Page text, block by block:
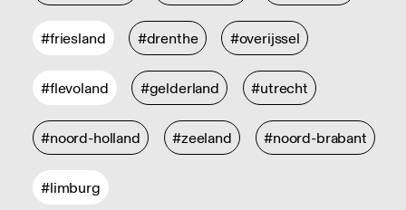
#friesland #drenthe #overijssel
#flevoland #gelderland #utrecht
#noord-holland #zeeland #noord-brabant
#limburg